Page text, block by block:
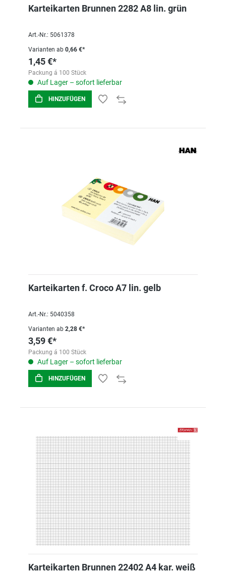
Karteikarten Brunnen 2282 A8 lin. grün
Art.-Nr.: 5061378
Varianten ab 0,66 €*
1,45 €*
Packung á 100 Stück
Auf Lager – sofort lieferbar
HINZUFÜGEN
Karteikarten f. Croco A7 lin. gelb
Art.-Nr.: 5040358
Varianten ab 2,28 €*
3,59 €*
Packung á 100 Stück
Auf Lager – sofort lieferbar
HINZUFÜGEN
Karteikarten Brunnen 22402 A4 kar. weiß